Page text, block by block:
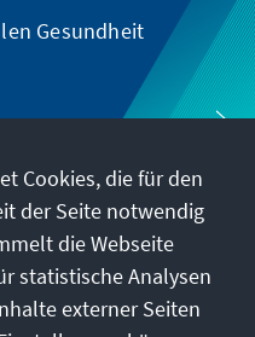
Gesundheit
Cookies, die für den
der Seite notwendig
die Webseite
statistische Analysen
externer Seiten